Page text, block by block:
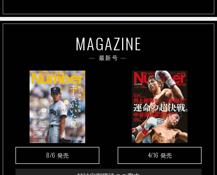
MAGAZINE
最新号
8/6 発売 4/16 発売